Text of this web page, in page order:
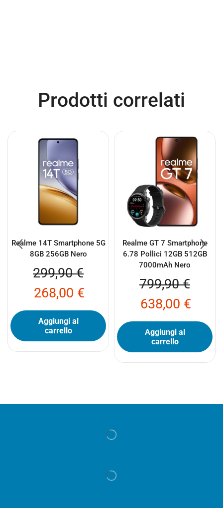
Prodotti correlati
Realme 14T Smartphone 5G
8GB 256GB Nero
299,90€
268,00 €
Aggiungi al
carrello
Realme GT 7 Smartphone
6.78 Pollici 12GB 512GB
7000mAh Nero
799,90€
638,00 €
Aggiungi al
carrello